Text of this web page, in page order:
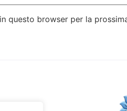
questo browser per la